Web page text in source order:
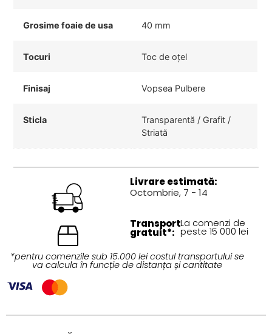
Grosime foaie de usa 40 mm
Tocuri Toc de oțel
Finisaj Vopsea Pulbere
Sticla
Transparentă / Grafit /
Striată
Livrare estimată:
Octombrie, 7 - 14
Transport
gratuit*:
La comenzi de
peste 15 000 lei
*pentru comenzile sub 15.000 lei costul transportului se
va calcula în funcție de distanța și cantitate